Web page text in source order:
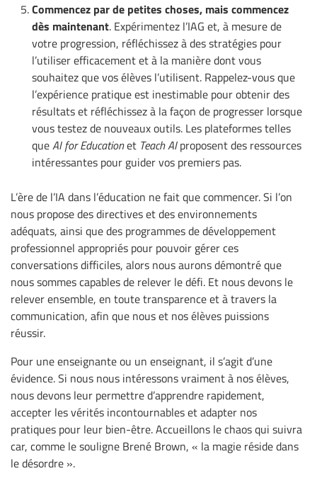
Commencez par de petites choses, mais commencez
dès maintenant. Expérimentez l’IAG et, à mesure de
votre progression, réfléchissez à des stratégies pour
l’utiliser efficacement et à la manière dont vous
souhaitez que vos élèves l’utilisent. Rappelez-vous que
l’expérience pratique est inestimable pour obtenir des
résultats et réfléchissez à la façon de progresser lorsque
vous testez de nouveaux outils. Les plateformes telles
queAI for Educationet Teach AIproposent des ressources
intéressantes pour guider vos premiers pas.
L’ère de l’IA dans l’éducation ne fait que commencer. Si l’on
nous propose des directives et des environnements
adéquats, ainsi que des programmes de développement
professionnel appropriés pour pouvoir gérer ces
conversations difficiles, alors nous aurons démontré que
nous sommes capables de relever le défi. Et nous devons le
relever ensemble, en toute transparence et à travers la
communication, afin que nous et nos élèves puissions
réussir.
Pour une enseignante ou un enseignant, il s’agit d’une
évidence. Si nous nous intéressons vraiment à nos élèves,
nous devons leur permettre d’apprendre rapidement,
accepter les vérités incontournables et adapter nos
pratiques pour leur bien-être. Accueillons le chaos qui suivra
car, comme le souligne Brené Brown, « la magie réside dans
le désordre ».